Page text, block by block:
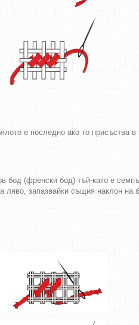
е последно ако то присъства
бод (френски бод) тъй-като е
ляво, запазвайки същия наклон на